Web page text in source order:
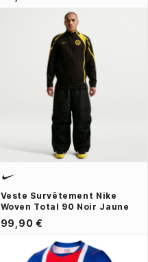
Veste Survêtement Nike
Woven Total 90 Noir Jaune
99,90 €